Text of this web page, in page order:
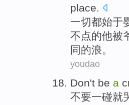
place.
一切都始于
不点的他被
同的浪。
youdao
Don't be a
不要一碰就